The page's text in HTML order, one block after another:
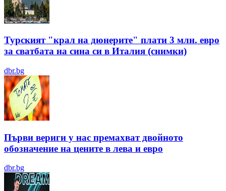
Турският "крал на дюнерите" плати 3 млн. евро
за сватбата на сина си в Италия (снимки)
dbr.bg
Първи вериги у нас премахват двойното
обозначение на цените в лева и евро
dbr.bg